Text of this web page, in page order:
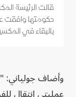
قالت الرئيسة
حكومتها وافقت
بالبقاء في
وأضاف جولياني: